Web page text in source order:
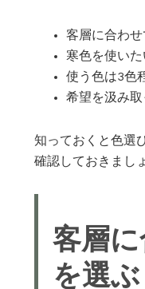
客層に合わ
寒色を使い
使う色は3色
希望を汲み
知っておくと色選
確認しておきまし
客層
を選ぶ